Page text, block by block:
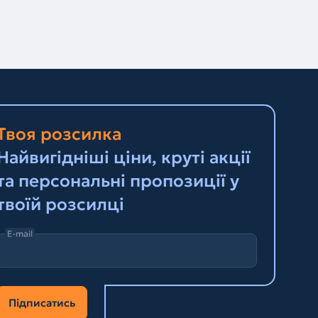
розсилка
ціни, круті акції
персональні пропозиції у
розсилці
E-mail
Підписатись